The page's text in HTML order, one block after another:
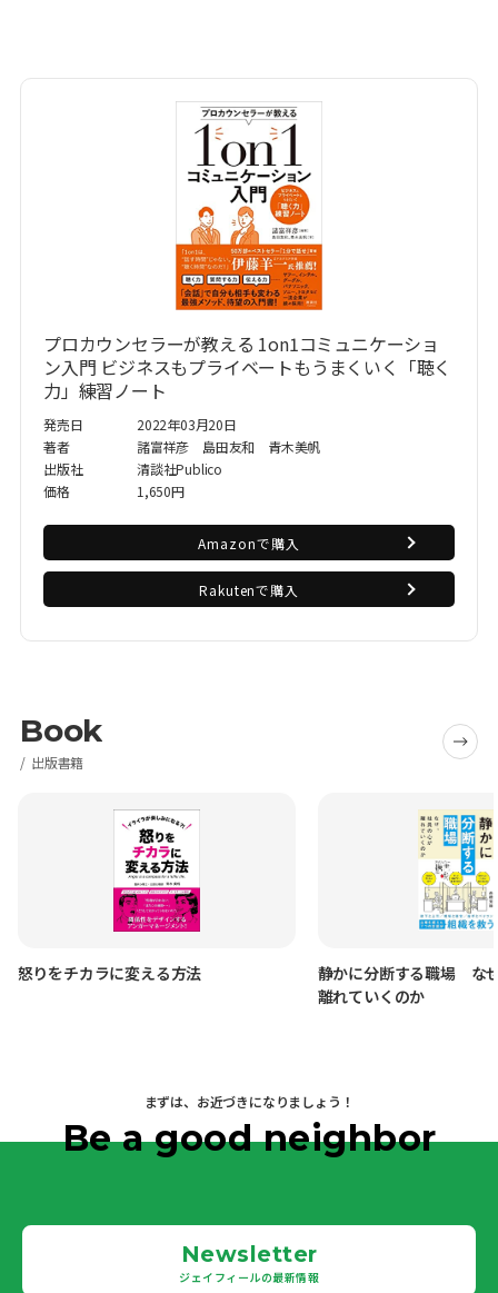
プロカウンセラーが教える 1on1コミュニケーショ
ン入門 ビジネスもプライベートもうまくいく「聴く
力」練習ノート
発売日
2022年03月20日
著者
諸富祥彦 島田友和 青木美帆
出版社
清談社Publico
価格
1,650円
Amazonで購入
Rakutenで購入
Book
出版書籍
怒りをチカラに変える方法
静かに分断する職場 な
離れていくのか
まずは、お近づきになりましょう！
Be a good neighbor
Newsletter
ジェイフィールの最新情報